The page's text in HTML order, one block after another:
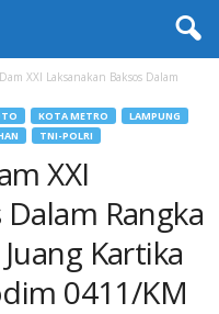
XXI Laksanakan Baksos Dalam
KOTA METRO
LAMPUNG
TNI-POLRI
XXI
Rangka
Kartika
0411/KM